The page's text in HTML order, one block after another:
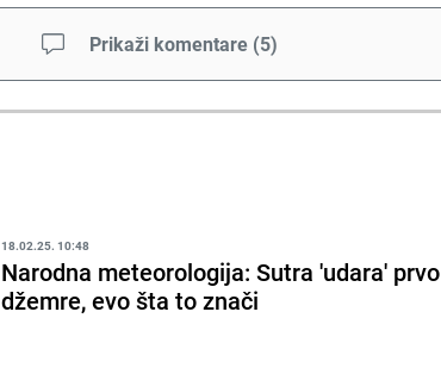
Prikaži komentare (5)
18.02.25. 10:48
Narodna meteorologija: Sutra 'udara' prvo
džemre, evo šta to znači